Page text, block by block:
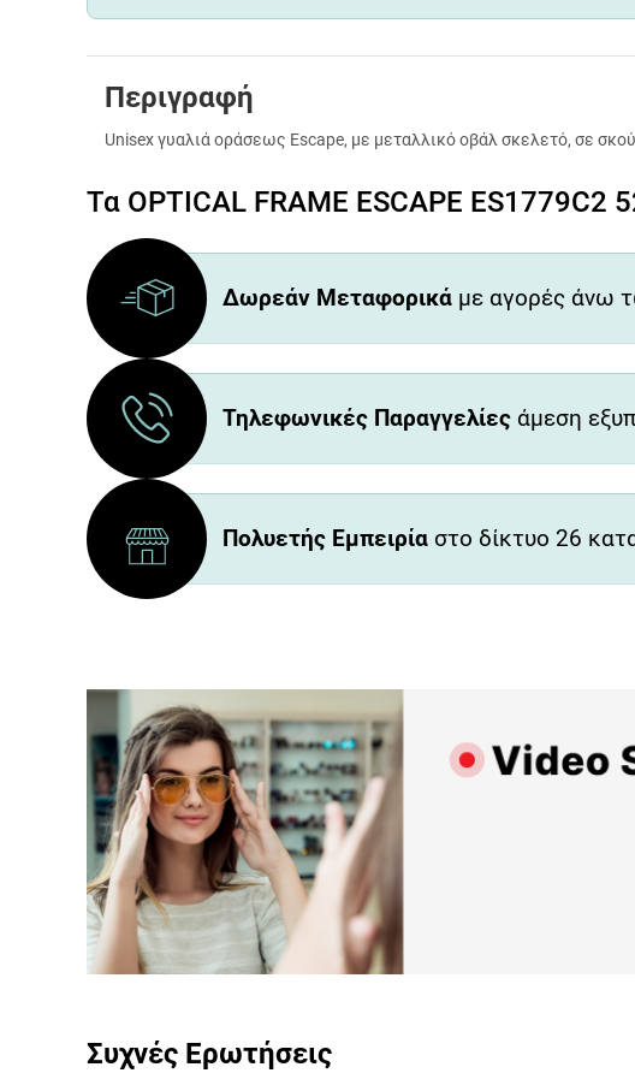
Περιγραφή
Unisex γυαλιά οράσεως Escape, με μεταλλικό οβάλ σκελετό, σε
Τα OPTICAL FRAME ESCAPE ES1779C2
Δωρεάν Μεταφορικά με αγορές άνω
Τηλεφωνικές Παραγγελίες άμεση
Πολυετής Εμπειρία στο δίκτυο 26
για
Συχνές Ερωτήσεις